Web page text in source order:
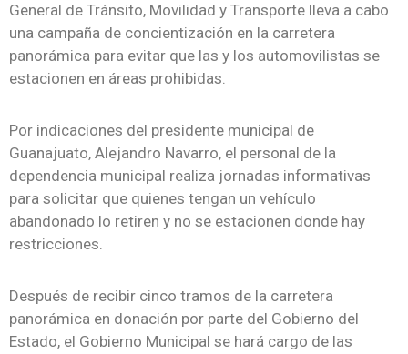
General de Tránsito, Movilidad y Transporte lleva a cabo
una campaña de concientización en la carretera
panorámica para evitar que las y los automovilistas se
estacionen en áreas prohibidas.
Por indicaciones del presidente municipal de
Guanajuato, Alejandro Navarro, el personal de la
dependencia municipal realiza jornadas informativas
para solicitar que quienes tengan un vehículo
abandonado lo retiren y no se estacionen donde hay
restricciones.
Después de recibir cinco tramos de la carretera
panorámica en donación por parte del Gobierno del
Estado, el Gobierno Municipal se hará cargo de las